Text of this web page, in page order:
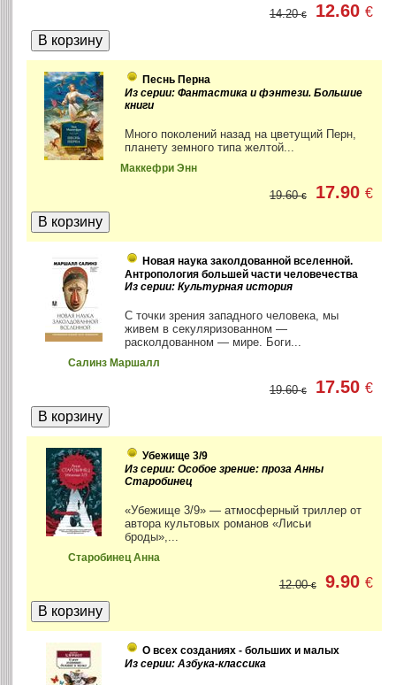
14.20€ 12.60€
Песнь Перна
Из серии: Фантастика и фэнтези. Большие
книги
Много поколений назад на цветущий Перн,
планету земного типа желтой...
Маккефри Энн
19.60€ 17.90€
Новая наука заколдованной вселенной.
Антропология большей части человечества
Из серии: Культурная история
С точки зрения западного человека, мы
живем в секуляризованном —
расколдованном — мире. Боги...
Салинз Маршалл
19.60€ 17.50€
Убежище 3/9
Из серии: Особое зрение: проза Анны
Старобинец
«Убежище 3/9» — атмосферный триллер от
автора культовых романов «Лисьи
броды»,...
Старобинец Анна
12.00€ 9.90€
О всех созданиях - больших и малых
Из серии: Азбука-классика